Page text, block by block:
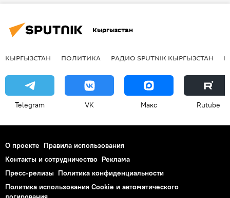
Кыргызстан
КЫРГЫЗСТАН ПОЛИТИКА РАДИО SPUTNIK КЫРГЫЗСТАН
Telegram VK Макс Rutube
О проекте Правила использования
Контакты и сотрудничество Реклама
Пресс-релизы Политика конфиденциальности
Политика использования Cookie и автоматического